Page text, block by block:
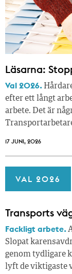
Läsarna:
Val 2026.
efter ett långt
arbete. Det är
17 JUNI, 2026
VAL 2026
Transports
Fackligt arbete.
Slopat
genom tydligare
lyft de viktigaste